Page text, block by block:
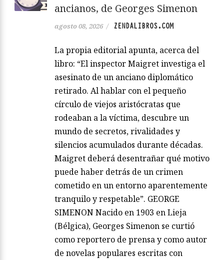
ancianos, de Georges Simenon
agosto 08, 2026 / ZENDALIBROS.COM
La propia editorial apunta, acerca del
libro: “El inspector Maigret investiga el
asesinato de un anciano diplomático
retirado. Al hablar con el pequeño
círculo de viejos aristócratas que
rodeaban a la víctima, descubre un
mundo de secretos, rivalidades y
silencios acumulados durante décadas.
Maigret deberá desentrañar qué motivo
puede haber detrás de un crimen
cometido en un entorno aparentemente
tranquilo y respetable”. GEORGE
SIMENON Nacido en 1903 en Lieja
(Bélgica), Georges Simenon se curtió
como reportero de prensa y como autor
de novelas populares escritas con